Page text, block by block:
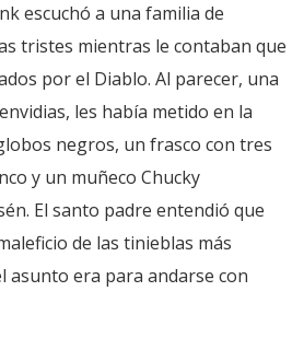
escuchó a una familia de
tristes mientras le contaban que
por el Diablo. Al parecer, una
les había metido en la
negros, un frasco con tres
y un muñeco Chucky
El santo padre entendió que
de las tinieblas más
asunto era para andarse con